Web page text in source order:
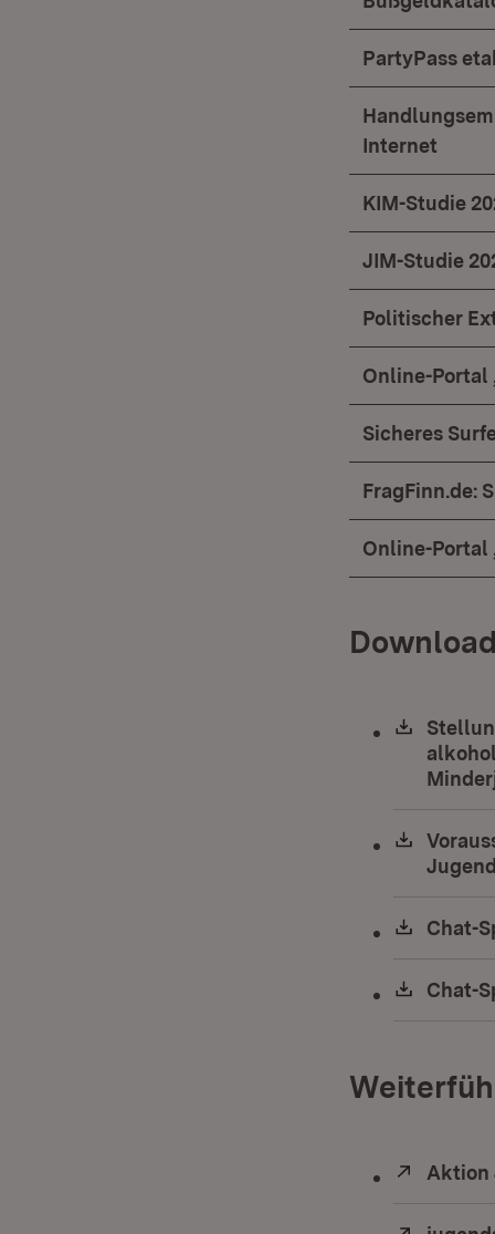
PartyPass
Internet
KIM-Studie
JIM-Studie
Politischer
Online-Portal
Sicheres
FragFinn.de:
Online-Portal
Chat-
Chat-
Extern:
Aktion